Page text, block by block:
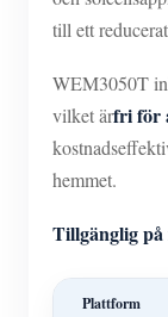
till ett
WEM3050T
vilket ärfri för
hemmet.
Tillgänglig
Plattform